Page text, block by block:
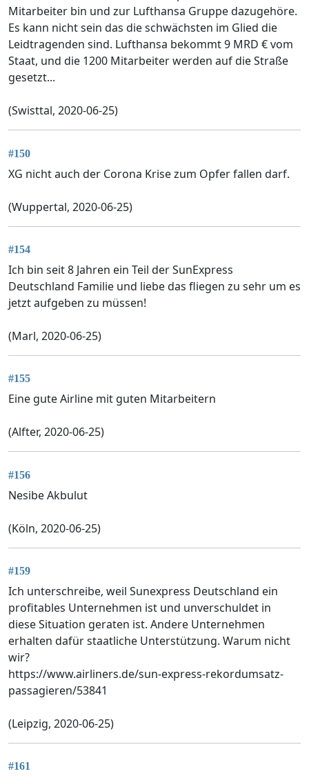
Mitarbeiter bin und zur Lufthansa Gruppe dazugehöre.
Es kann nicht sein das die schwächsten im Glied die
Leidtragenden sind. Lufthansa bekommt 9 MRD € vom
Staat, und die 1200 Mitarbeiter werden auf die Straße
gesetzt...
(Swisttal, 2020-06-25)
#150
XG nicht auch der Corona Krise zum Opfer fallen darf.
(Wuppertal, 2020-06-25)
#154
Ich bin seit 8 Jahren ein Teil der SunExpress
Deutschland Familie und liebe das fliegen zu sehr um es
jetzt aufgeben zu müssen!
(Marl, 2020-06-25)
#155
Eine gute Airline mit guten Mitarbeitern
(Alfter, 2020-06-25)
#156
Nesibe Akbulut
(Köln, 2020-06-25)
#159
Ich unterschreibe, weil Sunexpress Deutschland ein
profitables Unternehmen ist und unverschuldet in
diese Situation geraten ist. Andere Unternehmen
erhalten dafür staatliche Unterstützung. Warum nicht
wir?
https://www.airliners.de/sun-express-rekordumsatz-
passagieren/53841
(Leipzig, 2020-06-25)
#161